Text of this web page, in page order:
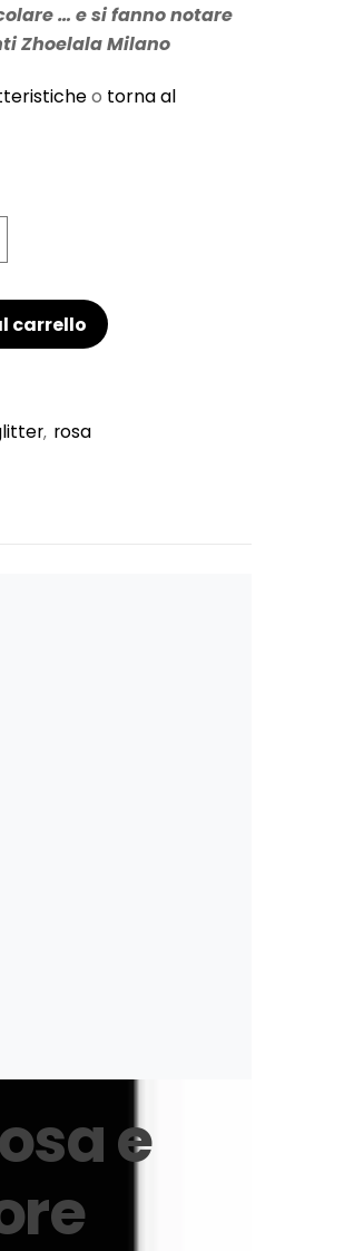
… e si fanno notare
Zhoelala Milano
o torna al
carrello
, rosa
e